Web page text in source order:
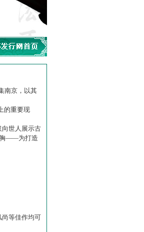
南京，以其
的重要现
世人展示古
胸——为打造
等佳作均可